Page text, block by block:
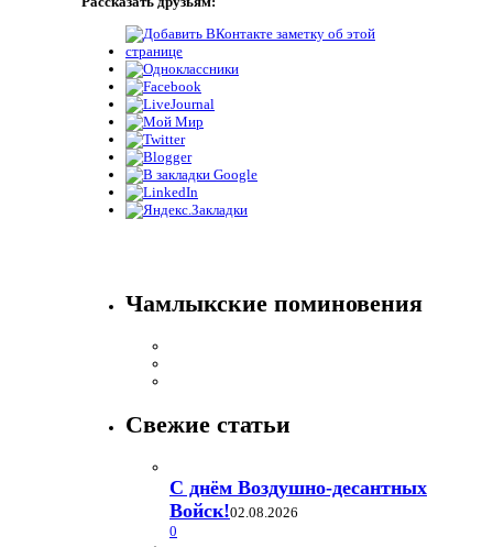
Чамлыкские поминовения
Свежие статьи
С днём Воздушно-десантных
Войск!02.08.2026
0